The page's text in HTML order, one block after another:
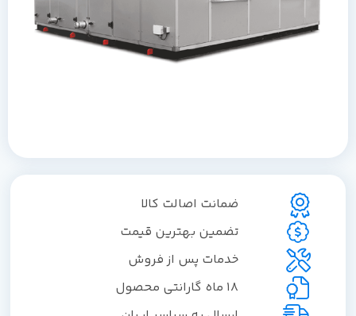
ضمانت اصالت کالا
تضمین بهترین قیمت
خدمات پس از فروش
18 ماه گارانتی محصول